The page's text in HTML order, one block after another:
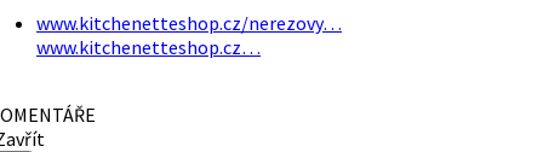
www.kitchenetteshop.cz/nerezovy…
www.kitchenetteshop.cz…